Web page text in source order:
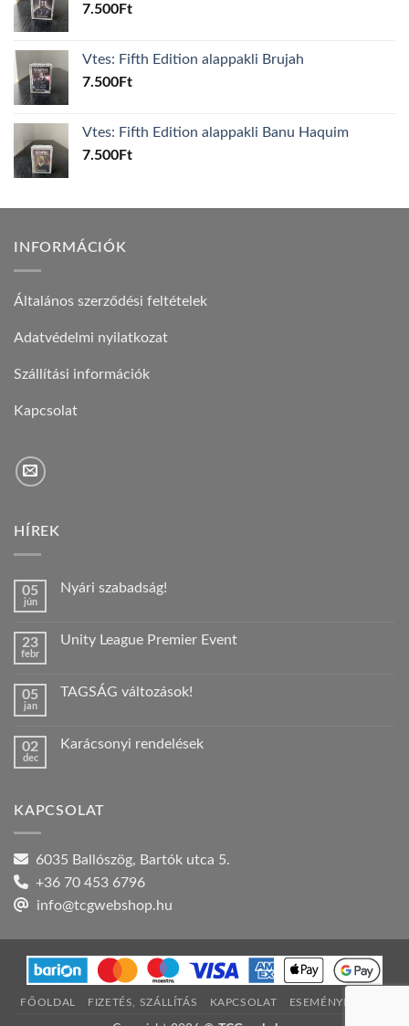
7.500Ft
Vtes: Fifth Edition alappakli Brujah
7.500Ft
Vtes: Fifth Edition alappakli Banu Haquim
7.500Ft
INFORMÁCIÓK
Általános szerződési feltételek
Adatvédelmi nyilatkozat
Szállítási információk
Kapcsolat
HÍREK
05
jún
Nyári szabadság!
Nyári
23
febr
Unity League Premier Event
Unity
bejegyzéshez
05
jan
TAGSÁG változások!
TAGSÁG
02
dec
Karácsonyi rendelések
rendelések
KAPCSOLAT
6035 Ballószög, Bartók utca 5.
+36 70 453 6796
info@tcgwebshop.hu
FŐOLDAL FIZETÉS, SZÁLLÍTÁS KAPCSOLAT ESEMÉNYNAPTÁR